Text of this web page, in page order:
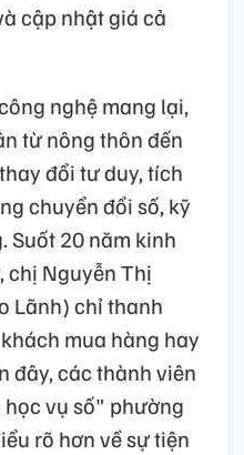
cập nhật giá cả
nghệ mang lại,
từ nông thôn đến
đổi tư duy, tích
chuyển đổi số, kỹ
Suốt 20 năm kinh
chị Nguyễn Thị
Lãnh) chỉ thanh
mua hàng hay
đây, các thành viên
vụ số" phường
rõ hơn về sự tiện